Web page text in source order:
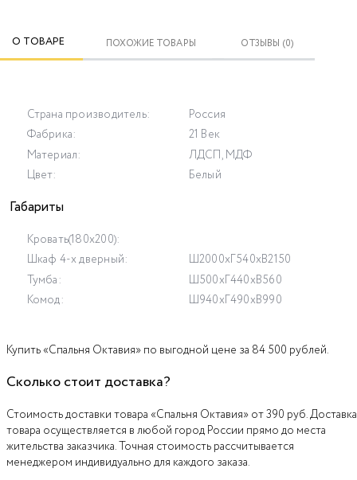
О ТОВАРЕ ПОХОЖИЕ ТОВАРЫ ОТЗЫВЫ (0)
Страна производитель:
Россия
Фабрика:
21 Век
Материал:
ЛДСП, МДФ
Цвет:
Белый
Габариты
Кровать(180x200):
Шкаф 4-х дверный:
Ш2000хГ540хВ2150
Тумба:
Ш500хГ440хВ560
Комод:
Ш940хГ490хВ990
Купить «Спальня Октавия» по выгодной цене за 84 500 рублей.
Сколько стоит доставка?
Стоимость доставки товара «Спальня Октавия» от 390 руб. Доставка
товара осуществляется в любой город России прямо до места
жительства заказчика. Точная стоимость рассчитывается
менеджером индивидуально для каждого заказа.